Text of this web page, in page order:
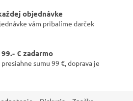
objednávke
vám pribalíme darček
€ zadarmo
presiahne sumu 99 €, doprava je